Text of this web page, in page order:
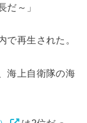
だ～」
で再生された。
海上自衛隊の海